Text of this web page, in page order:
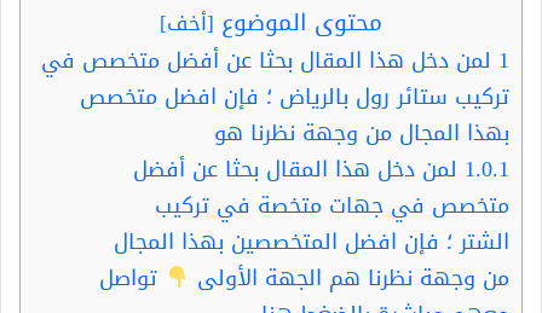
محتوى الموضوع [أخف]
1 لمن دخل هذا المقال بحثا عن أفضل متخصص في
تركيب ستائر رول بالرياض ؛ فإن افضل متخصص
بهذا المجال من وجهة نظرنا هو
1.0.1 لمن دخل هذا المقال بحثا عن أفضل
متخصص في جهات متخصة في تركيب
الشتر ؛ فإن افضل المتخصصين بهذا المجال
من وجهة نظرنا هم الجهة الأولى
تواصل